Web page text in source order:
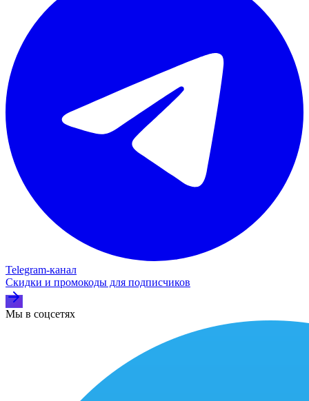
Telegram‑канал
Скидки и промокоды для подписчиков
Мы в соцсетях